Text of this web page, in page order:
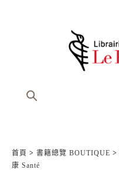
首頁 > 書籍總覽 BOUTIQUE >
康 Santé